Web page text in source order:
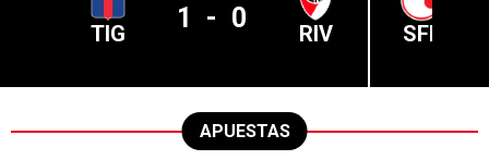
TIG 1 - 0 RIV SFE
APUESTAS